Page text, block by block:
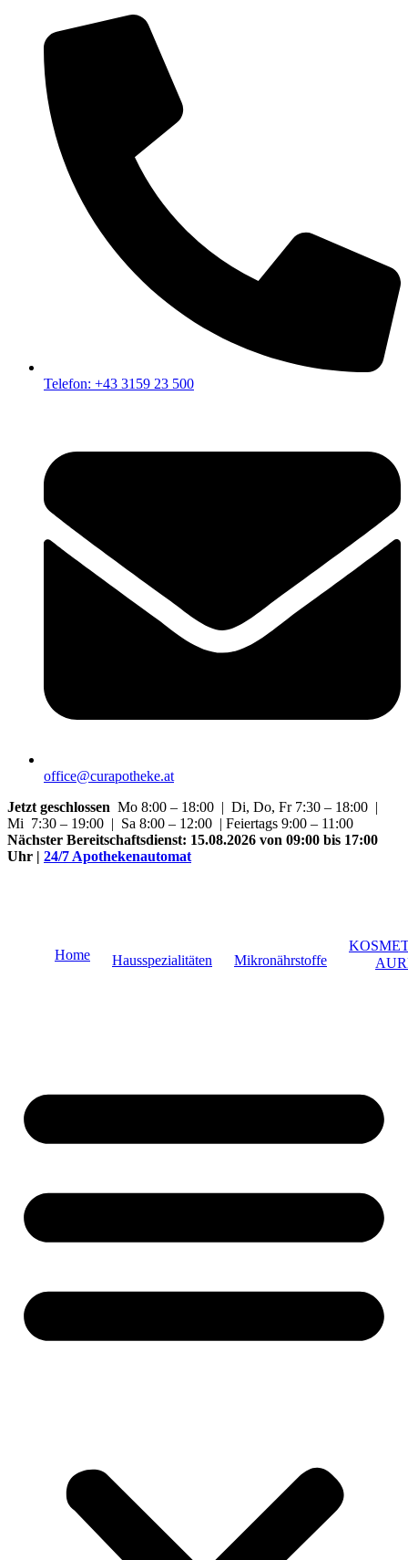
Telefon: +43 3159 23 500
office@curapotheke.at
Jetzt geschlossen Mo 8:00 – 18:00 | Di, Do, Fr 7:30 – 18:00 |
Mi 7:30 – 19:00 | Sa 8:00 – 12:00 | Feiertags 9:00 – 11:00
Nächster Bereitschaftsdienst: 15.08.2026 von 09:00 bis 17:00
Uhr | 24/7 Apothekenautomat
Home Hausspezialitäten Mikronährstoffe